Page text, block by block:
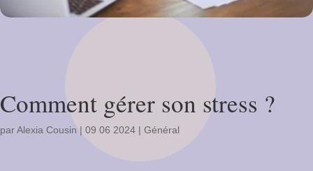
Comment gérer son stress ?
parAlexia Cousin | 09 06 2024 | Général